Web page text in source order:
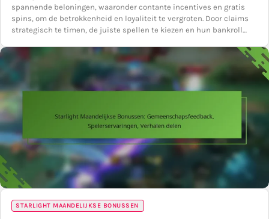
spannende beloningen, waaronder contante incentives en gratis
spins, om de betrokkenheid en loyaliteit te vergroten. Door claims
strategisch te timen, de juiste spellen te kiezen en hun bankroll…
STARLIGHT MAANDELIJKSE BONUSSEN